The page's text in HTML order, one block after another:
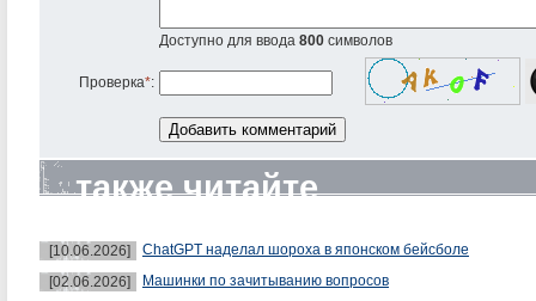
Доступно для ввода 800 символов
Проверка*:
также читайте
[10.06.2026]
ChatGPT наделал шороха в японском бейсболе
[02.06.2026]
Машинки по зачитыванию вопросов